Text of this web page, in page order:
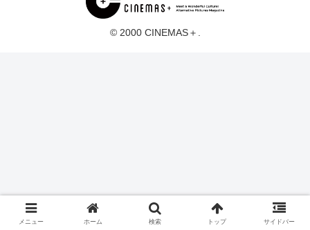
© 2000 CINEMAS＋.
メニュー ホーム 検索 トップ サイドバー